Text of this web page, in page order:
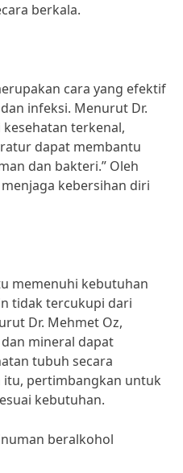
berkala.
cara yang efektif
infeksi. Menurut Dr.
terkenal,
dapat membantu
dan bakteri.” Oleh
kebersihan diri
memenuhi kebutuhan
tidak tercukupi dari
Dr. Mehmet Oz,
mineral dapat
tubuh secara
itu, pertimbangkan untuk
kebutuhan.
beralkohol